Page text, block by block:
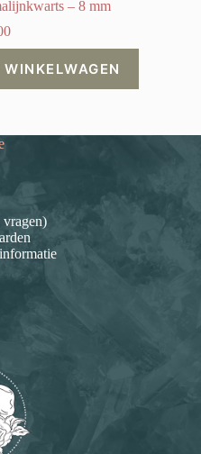
– 8 mm